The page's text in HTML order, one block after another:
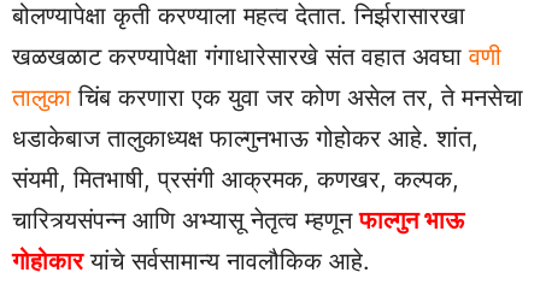
बोलण्यापेक्षा कृती करण्याला महत्व देतात. निर्झरासारखा
खळखळाट करण्यापेक्षा गंगाधारेसारखे संत वहात अवघावणी
तालुका चिंब करणारा एक युवा जर कोण असेल तर, ते मनसेचा
धडाकेबाज तालुकाध्यक्ष फाल्गुनभाऊ गोहोकर आहे. शांत,
संयमी, मितभाषी, प्रसंगी आक्रमक, कणखर, कल्पक,
चारित्र्यसंपन्न आणि अभ्यासू नेतृत्व म्हणूनफाल्गुन भाऊ
गोहोकारयांचे सर्वसामान्य नावलौकिक आहे.